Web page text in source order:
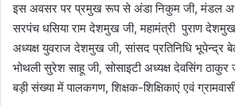
इस अवसर पर प्रमुख रूप से अंडा निकुम जी, मंडल
सरपंच धसिया राम देशमुख जी, महामंत्री पुराण देशमुख
अध्यक्ष युवराज देशमुख जी, सांसद प्रतिनिधि भूपेन्द्र
भोथली सुरेश साहू जी, सोसाइटी अध्यक्ष देवसिंग
बड़ी संख्या में पालकगण, शिक्षक-शिक्षिकाएं एवं